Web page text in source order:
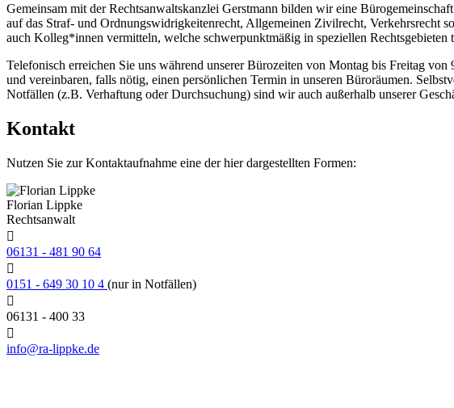
Gemeinsam mit der Rechtsanwaltskanzlei Gerstmann bilden wir eine
auf das Straf- und Ordnungswidrigkeitenrecht, Allgemeinen Zivilrecht, Verkehrsrecht
auch Kolleg*innen vermitteln, welche schwerpunktmäßig in speziellen Rechtsgebieten
Telefonisch erreichen Sie uns während unserer Bürozeiten von Montag bis Freitag
und vereinbaren, falls nötig, einen persönlichen Termin in unseren Büroräumen.
Notfällen (z.B. Verhaftung oder Durchsuchung) sind wir auch außerhalb unserer
Kontakt
Nutzen Sie zur Kontaktaufnahme eine der hier dargestellten Formen:
Florian Lippke
Rechtsanwalt
06131 - 481 90 64
0151 - 649 30 10 4 (nur in Notfällen)
06131 - 400 33
info@ra-lippke.de